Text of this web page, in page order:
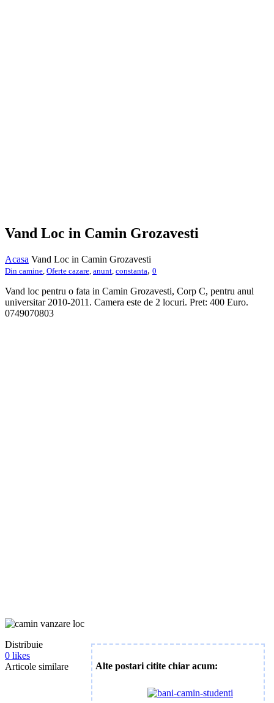
Vand Loc in Camin Grozavesti
Acasa Vand Loc in Camin Grozavesti
Din camine Oferte cazare anunt constanta, 0
Vand loc pentru o fata in Camin Grozavesti, Corp C, pentru anul
universitar 2010-2011. Camera este de 2 locuri. Pret: 400 Euro.
0749070803
Alte postari citite chiar acum:
Distribuie
0 likes
Articole similare